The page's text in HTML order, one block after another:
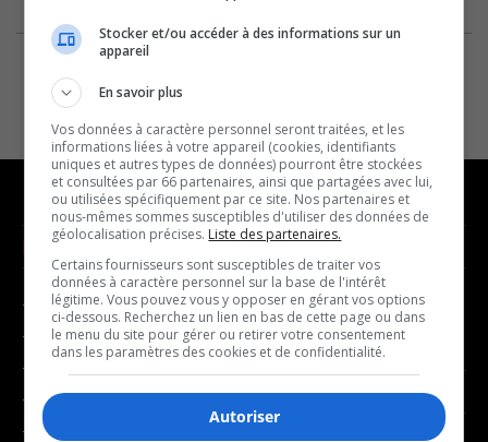
NOUVELLES
- Affaires municipales
- Communauté / Social
- Culture
- Économie
- Éducation
MUSIQUE
- Décompte franco
- Joué récemment
BALADOS
Stocker et/ou accéder à des informations sur un
appareil
En savoir plus
Vos données à caractère personnel seront traitées, et les
informations liées à votre appareil (cookies, identifiants
uniques et autres types de données) pourront être stockées
et consultées par 66 partenaires, ainsi que partagées avec lui,
ou utilisées spécifiquement par ce site. Nos partenaires et
nous-mêmes sommes susceptibles d'utiliser des données de
géolocalisation précises. Liste des partenaires.
Certains fournisseurs sont susceptibles de traiter vos
données à caractère personnel sur la base de l'intérêt
légitime. Vous pouvez vous y opposer en gérant vos options
ci-dessous. Recherchez un lien en bas de cette page ou dans
le menu du site pour gérer ou retirer votre consentement
dans les paramètres des cookies et de confidentialité.
Autoriser